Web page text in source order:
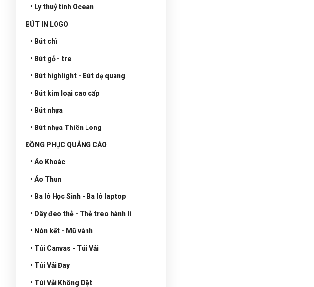
• Ly thuỷ tinh Ocean
BÚT IN LOGO
• Bút chì
• Bút gỗ - tre
• Bút highlight - Bút dạ quang
• Bút kim loại cao cấp
• Bút nhựa
• Bút nhựa Thiên Long
ĐỒNG PHỤC QUẢNG CÁO
• Áo Khoác
• Áo Thun
• Ba lô Học Sinh - Ba lô laptop
• Dây đeo thẻ - Thẻ treo hành lí
• Nón kết - Mũ vành
• Túi Canvas - Túi Vải
• Túi Vải Đay
• Túi Vải Không Dệt